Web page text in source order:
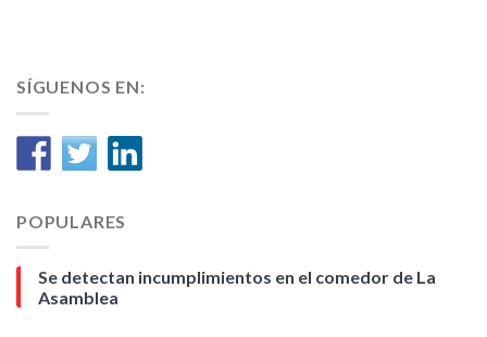
SÍGUENOS EN:
POPULARES
Se detectan incumplimientos en el comedor de La
Asamblea